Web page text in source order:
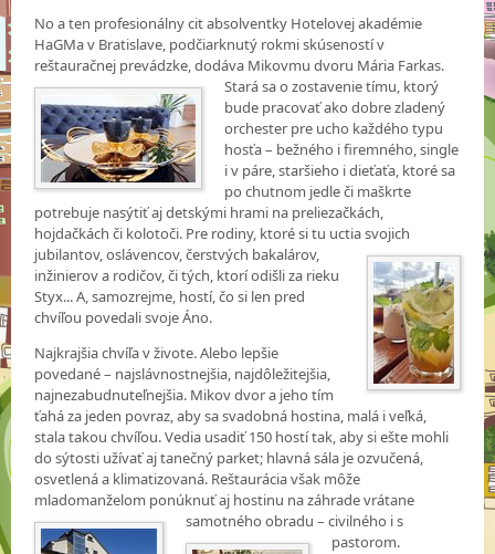
No a ten profesionálny cit absolventky Hotelovej akadémie
HaGMa v Bratislave, podčiarknutý rokmi skúseností v
reštauračnej prevádzke, dodáva Mikovmu dvoru Mária Farkas.
Stará sa o zostavenie tímu, ktorý
bude pracovať ako dobre zladený
orchester pre ucho každého typu
hosťa – bežného i firemného, single
i v páre, staršieho i dieťaťa, ktoré sa
po chutnom jedle či maškrte
potrebuje nasýtiť aj detskými hrami na preliezačkách,
hojdačkách či kolotoči. Pre rodiny, ktoré si tu uctia svojich
jubilantov, oslávencov, čerstvých bakalárov,
inžinierov a rodičov, či tých, ktorí odišli za rieku
Styx... A, samozrejme, hostí, čo si len pred
chvíľou povedali svoje Áno.
Najkrajšia chvíľa v živote. Alebo lepšie
povedané – najslávnostnejšia, najdôležitejšia,
najnezabudnuteľnejšia. Mikov dvor a jeho tím
ťahá za jeden povraz, aby sa svadobná hostina, malá i veľká,
stala takou chvíľou. Vedia usadiť 150 hostí tak, aby si ešte mohli
do sýtosti užívať aj tanečný parket; hlavná sála je ozvučená,
osvetlená a klimatizovaná. Reštaurácia však môže
mladomanželom ponúknuť aj hostinu na záhrade vrátane
samotného obradu – civilného i s
pastorom.